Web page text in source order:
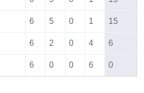
6 5 0 1 15
6 2 0 4 6
6 0 0 6 0